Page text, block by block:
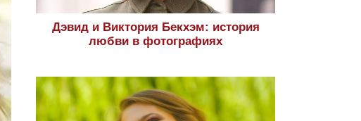
Дэвид и Виктория Бекхэм: история
любви в фотографиях